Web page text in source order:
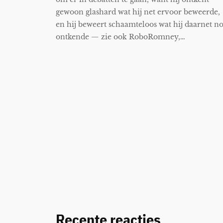
gewoon glashard wat hij net ervoor beweerde,
en hij beweert schaamteloos wat hij daarnet
ontkende — zie ook RoboRomney,…